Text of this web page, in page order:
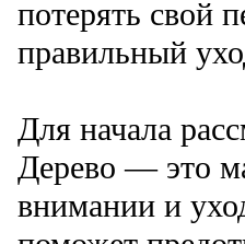
потерять свой
правильный
Для начала
Дерево — это
внимании и